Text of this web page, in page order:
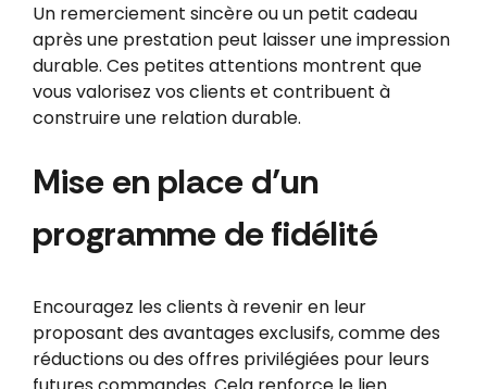
Un remerciement sincère ou un petit cadeau
après une prestation peut laisser une impression
durable. Ces petites attentions montrent que
vous valorisez vos clients et contribuent à
construire une relation durable.
Mise en place d’un
programme de fidélité
Encouragez les clients à revenir en leur
proposant des avantages exclusifs, comme des
réductions ou des offres privilégiées pour leurs